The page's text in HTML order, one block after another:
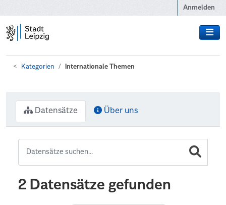
Anmelden
Kategorien Internationale Themen
Datensätze Über uns
2 Datensätze gefunden